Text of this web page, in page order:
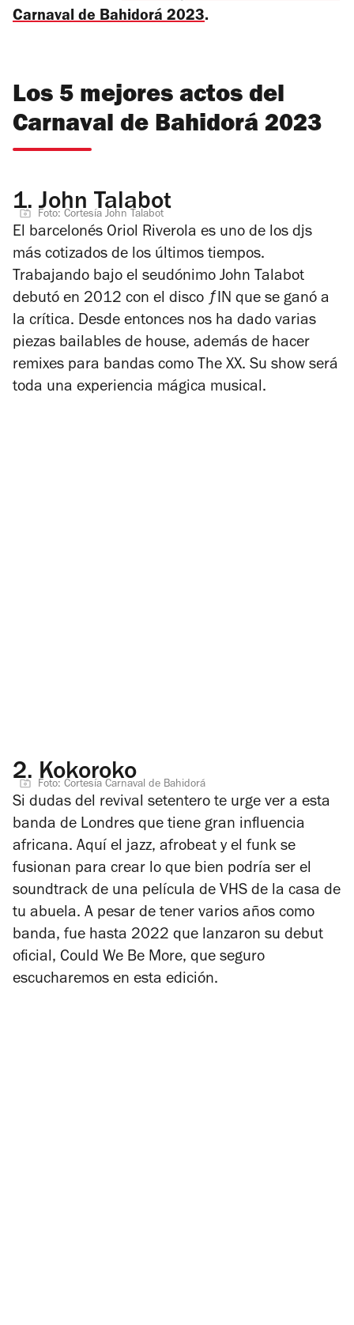
Carnaval de Bahidorá 2023.
Los 5 mejores actos del
Carnaval de Bahidorá 2023
1. John Talabot
Foto: Cortesía John Talabot
El barcelonés Oriol Riverola es uno de los djs
más cotizados de los últimos tiempos.
Trabajando bajo el seudónimo John Talabot
debutó en 2012 con el disco ƒIN que se ganó a
la crítica. Desde entonces nos ha dado varias
piezas bailables de house, además de hacer
remixes para bandas como The XX. Su show será
toda una experiencia mágica musical.
2. Kokoroko
Foto: Cortesía Carnaval de Bahidorá
Si dudas del revival setentero te urge ver a esta
banda de Londres que tiene gran influencia
africana. Aquí el jazz, afrobeat y el funk se
fusionan para crear lo que bien podría ser el
soundtrack de una película de VHS de la casa de
tu abuela. A pesar de tener varios años como
banda, fue hasta 2022 que lanzaron su debut
oficial, Could We Be More, que seguro
escucharemos en esta edición.